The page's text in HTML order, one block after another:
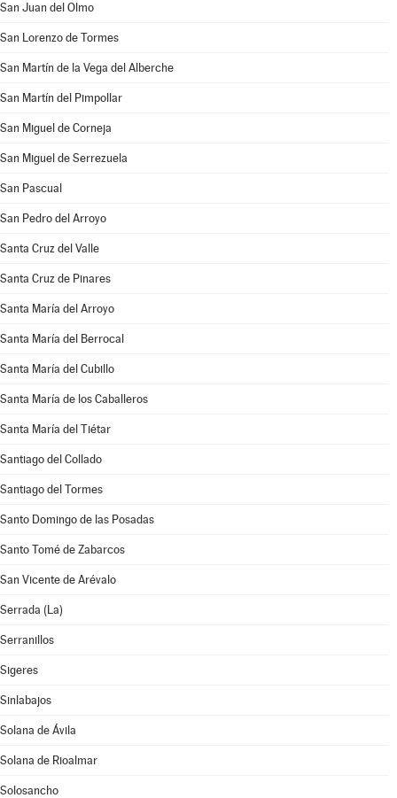
San Juan del Olmo
San Lorenzo de Tormes
San Martín de la Vega del Alberche
San Martín del Pimpollar
San Miguel de Corneja
San Miguel de Serrezuela
San Pascual
San Pedro del Arroyo
Santa Cruz del Valle
Santa Cruz de Pinares
Santa María del Arroyo
Santa María del Berrocal
Santa María del Cubillo
Santa María de los Caballeros
Santa María del Tiétar
Santiago del Collado
Santiago del Tormes
Santo Domingo de las Posadas
Santo Tomé de Zabarcos
San Vicente de Arévalo
Serrada (La)
Serranillos
Sigeres
Sinlabajos
Solana de Ávila
Solana de Rioalmar
Solosancho